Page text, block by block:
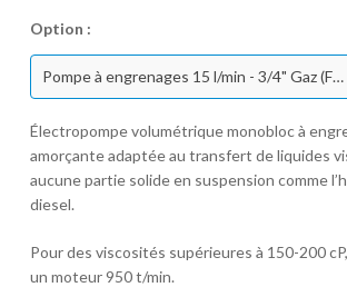
Option :
Pompe à engrenages 15 l/min - 3/4" Gaz (F) - 230/400 V Tri - 1400 TRM - 10 bar
Électropompe volumétrique monobloc à
amorçante adaptée au transfert de liquides
aucune partie solide en suspension comme
diesel.
Pour des viscosités supérieures à 150-200
un moteur 950 t/min.